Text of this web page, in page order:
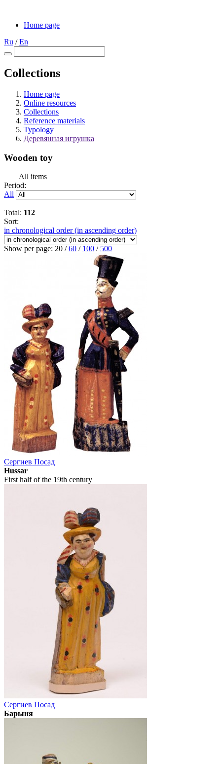
Home page
Ru /En
Collections
Home page
Online resources
Collections
Reference materials
Typology
Деревянная игрушка
Wooden toy
All items
Period:
All
Total: 112
Sort:
in chronological order (in ascending order)
Show per page: 20 /60 / 100 / 500
Сергиев Посад
Hussar
First half of the 19th century
Сергиев Посад
Барыня